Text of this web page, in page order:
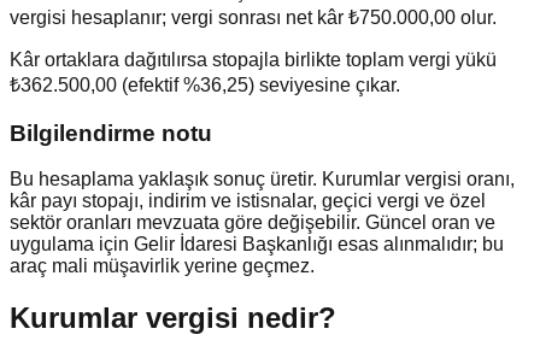
vergisi hesaplanır; vergi sonrası net kâr ₺750.000,00 olur.
Kâr ortaklara dağıtılırsa stopajla birlikte toplam vergi yükü
₺362.500,00 (efektif %36,25) seviyesine çıkar.
Bilgilendirme notu
Bu hesaplama yaklaşık sonuç üretir. Kurumlar vergisi oranı,
kâr payı stopajı, indirim ve istisnalar, geçici vergi ve özel
sektör oranları mevzuata göre değişebilir. Güncel oran ve
uygulama için Gelir İdaresi Başkanlığı esas alınmalıdır; bu
araç mali müşavirlik yerine geçmez.
Kurumlar vergisi nedir?